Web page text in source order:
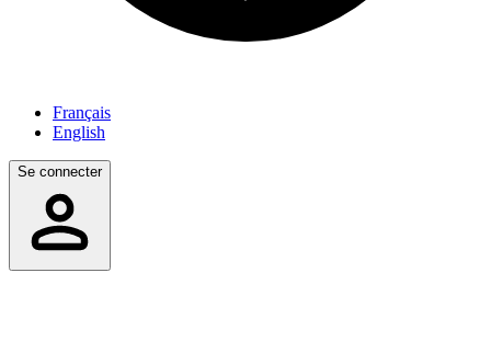
Français
English
Se connecter